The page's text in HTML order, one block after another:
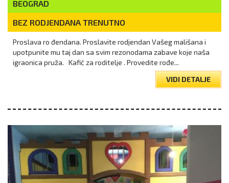
BEOGRAD
BEZ RODJENDANA TRENUTNO
Proslava ro đendana. Proslavite rodjendan Vašeg mališana i
upotpunite mu taj dan sa svim rezonodama zabave koje naša
igraonica pruža. Kafić za roditelje . Provedite rođe...
VIDI DETALJE